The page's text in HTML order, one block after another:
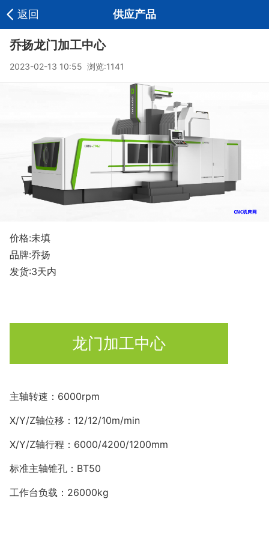
返回 供应产品
乔扬龙门加工中心
2023-02-13 10:55 浏览:1141
价格:未填
品牌:乔扬
发货:3天内
龙门加工中心
主轴转速：6000rpm
X/Y/Z轴位移：12/12/10m/min
X/Y/Z轴行程：6000/4200/1200mm
标准主轴锥孔：BT50
工作台负载：26000kg